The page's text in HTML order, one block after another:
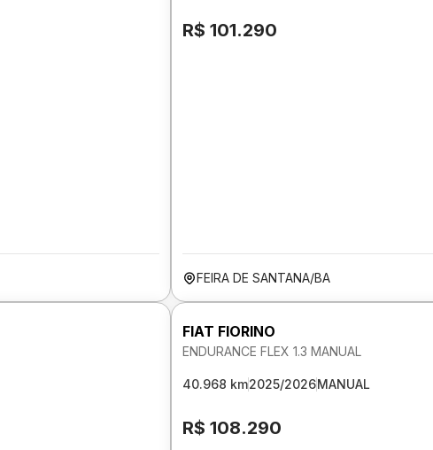
R$ 101.290
FEIRA DE SANTANA/BA
FIAT FIORINO
ENDURANCE FLEX 1.3 MANUAL
40.968 km2025/2026MANUAL
R$ 108.290